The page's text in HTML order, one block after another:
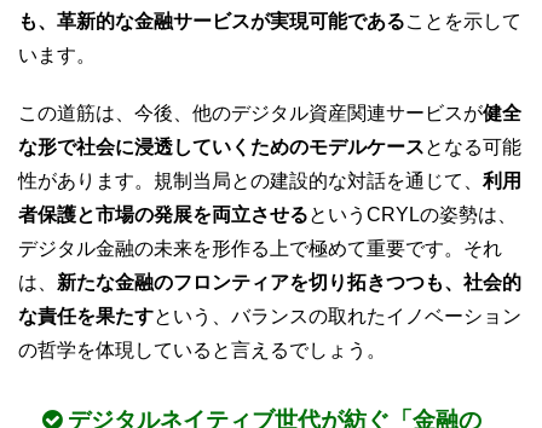
も、革新的な金融サービスが実現可能であることを示して
います。
この道筋は、今後、他のデジタル資産関連サービスが健全
な形で社会に浸透していくためのモデルケースとなる可能
性があります。規制当局との建設的な対話を通じて、 利用
者保護と市場の発展を両立させるというCRYLの姿勢は、
デジタル金融の未来を形作る上で極めて重要です。それ
は、 新たな金融のフロンティアを切り拓きつつも、社会的
な責任を果たすという、バランスの取れたイノベーション
の哲学を体現していると言えるでしょう。
デジタルネイティブ世代が紡ぐ「金融の